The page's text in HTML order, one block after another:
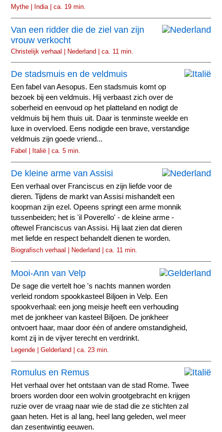
Mythe | India | ca. 19 min.
Van een ridder die de ziel van zijn
vrouw verkocht
Christelijk verhaal | Nederland | ca. 11 min.
De stadsmuis en de veldmuis
Een fabel van Aesopus. Een stadsmuis komt op
bezoek bij een veldmuis. Hij verbaast zich over de
soberheid en eenvoud op het platteland en nodigt de
veldmuis bij hem thuis uit. Daar is tenminste weelde en
luxe in overvloed. Eens nodigde een brave, verstandige
veldmuis zijn goede vriend...
Fabel | Italië | ca. 5 min.
De kleine arme van Assisi
Een verhaal over Franciscus en zijn liefde voor de
dieren. Tijdens de markt van Assisi mishandelt een
koopman zijn ezel. Opeens springt een arme monnik
tussenbeiden; het is 'il Poverello' - de kleine arme -
oftewel Franciscus van Assisi. Hij laat zien dat dieren
met liefde en respect behandelt dienen te worden.
Biografisch verhaal | Nederland | ca. 11 min.
Mooi-Ann van Velp
De sage die vertelt hoe 's nachts mannen worden
verleid rondom spookkasteel Biljoen in Velp. Een
spookverhaal: een jong meisje heeft een verhouding
met de jonkheer van kasteel Biljoen. De jonkheer
ontvoert haar, maar door één of andere omstandigheid,
komt zij in de vijver terecht en verdrinkt.
Legende | Gelderland | ca. 23 min.
Romulus en Remus
Het verhaal over het ontstaan van de stad Rome. Twee
broers worden door een wolvin grootgebracht en krijgen
ruzie over de vraag naar wie de stad die ze stichten zal
gaan heten. Het is al lang, heel lang geleden, wel meer
dan zesentwintig eeuwen.